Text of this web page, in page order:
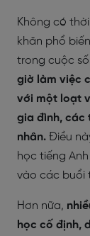
Không có
khăn phổ
trong cuộc
giờ làm việc
với một loạt
gia đình, các
nhân. Điều
học tiếng
vào các buổi
Hơn nữa,
học cố định,